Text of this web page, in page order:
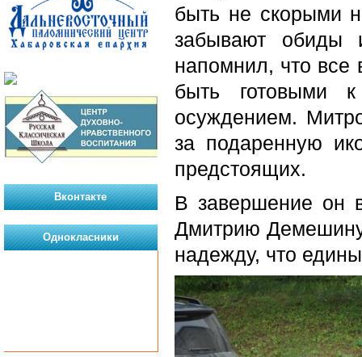
быть не скорыми
забывают
напомнил, что все
быть готовыми
осуждением.
за подаренную
предстоящих.
В завершение он
Дмитрию Демешину
надежду, что
Вконтакте
Однокласники